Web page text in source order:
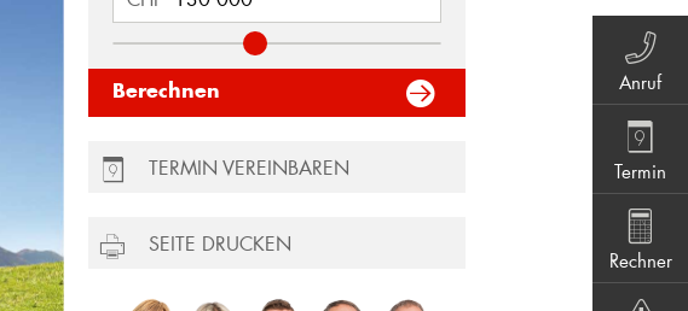
Berechnen
TERMIN VEREINBAREN
SEITE DRUCKEN
Anruf
Termin
Rechner